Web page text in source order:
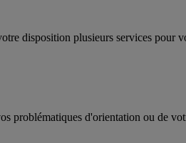
disposition plusieurs services pour
problématiques d'orientation ou de